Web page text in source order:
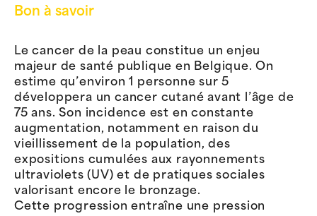
Bon à savoir
Le cancer de la peau constitue un enjeu
majeur de santé publique en Belgique. On
estime qu’environ 1 personne sur 5
développera un cancer cutané avant l’âge de
75 ans. Son incidence est en constante
augmentation, notamment en raison du
vieillissement de la population, des
expositions cumulées aux rayonnements
ultraviolets (UV) et de pratiques sociales
valorisant encore le bronzage.
Cette progression entraîne une pression